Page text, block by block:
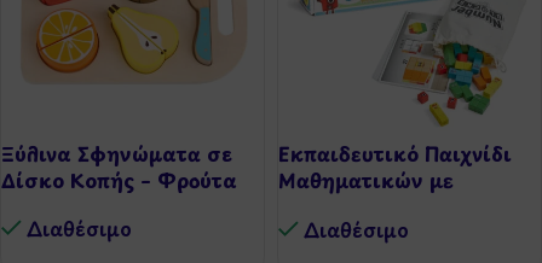
Ξύλινα Σφηνώματα σε
Δίσκο Κοπής – Φρούτα
Διαθέσιμo
Εκπαιδευτικό Παιχνίδι
Μαθηματικών με
Διαθέσιμo